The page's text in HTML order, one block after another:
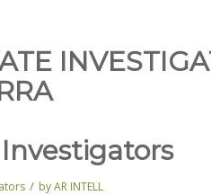
/ byAR INTELL